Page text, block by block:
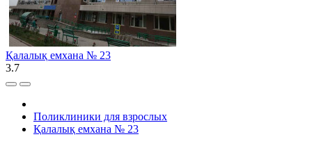
Қалалық емхана № 23
3.7
Поликлиники для взрослых
Қалалық емхана № 23